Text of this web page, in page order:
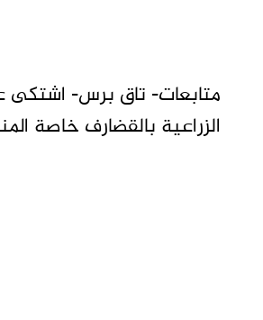
متابعات- تاق برس- اشتكى
الزراعية بالقضارف خاصة